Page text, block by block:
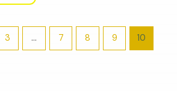
3 … 7 8 9 10